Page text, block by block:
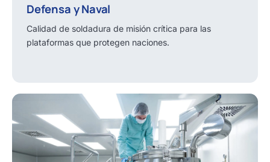
Defensa y Naval
Calidad de soldadura de misión crítica para las
plataformas que protegen naciones.